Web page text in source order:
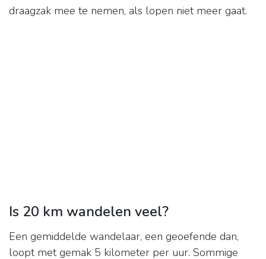
draagzak mee te nemen, als lopen niet meer gaat.
Is 20 km wandelen veel?
Een gemiddelde wandelaar, een geoefende dan,
loopt met gemak 5 kilometer per uur. Sommige